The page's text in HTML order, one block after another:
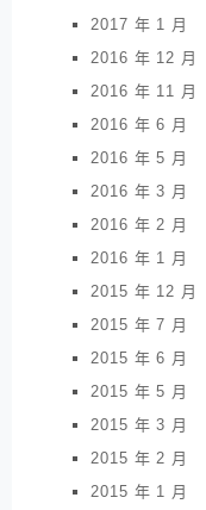
2017 年 1 月
2016 年 12 月
2016 年 11 月
2016 年 6 月
2016 年 5 月
2016 年 3 月
2016 年 2 月
2016 年 1 月
2015 年 12 月
2015 年 7 月
2015 年 6 月
2015 年 5 月
2015 年 3 月
2015 年 2 月
2015 年 1 月